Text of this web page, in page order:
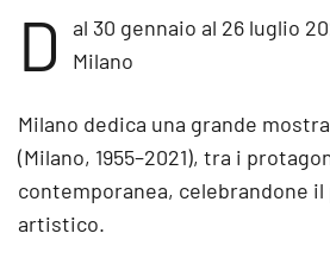
D
al 30 gennaio al 26 luglio
Milano
Milano dedica una grande
(Milano, 1955–2021), tra i
contemporanea, celebrandone
artistico.